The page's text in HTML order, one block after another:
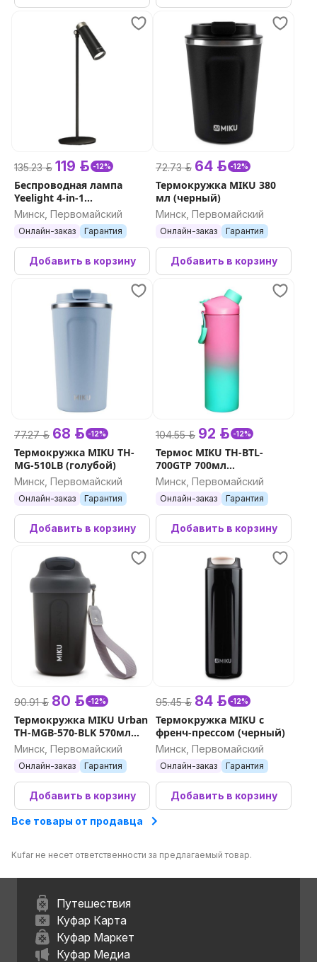
135.23 р. 119 р. -12%
Беспроводная лампа
Yeelight 4-in-1
Rechargeable Desk Lamp
(черный)
Минск, Первомайский
Онлайн-заказ Гарантия
Добавить в корзину
72.73 р. 64 р. -12%
Термокружка MIKU 380
мл (черный)
Минск, Первомайский
Онлайн-заказ Гарантия
Добавить в корзину
77.27 р. 68 р. -12%
Термокружка MIKU TH-
MG-510LB (голубой)
Минск, Первомайский
Онлайн-заказ Гарантия
Добавить в корзину
104.55 р. 92 р. -12%
Термос MIKU TH-BTL-
700GTP 700мл
(бирюзовый, розовый)
Минск, Первомайский
Онлайн-заказ Гарантия
Добавить в корзину
90.91 р. 80 р. -12%
Термокружка MIKU Urban
TH-MGB-570-BLK 570мл
(черный)
Минск, Первомайский
Онлайн-заказ Гарантия
Добавить в корзину
95.45 р. 84 р. -12%
Термокружка MIKU с
френч-прессом (черный)
Минск, Первомайский
Онлайн-заказ Гарантия
Добавить в корзину
Все товары от продавца
Kufar не несет ответственности за предлагаемый товар.
Путешествия
Куфар Карта
Куфар Маркет
Куфар Медиа